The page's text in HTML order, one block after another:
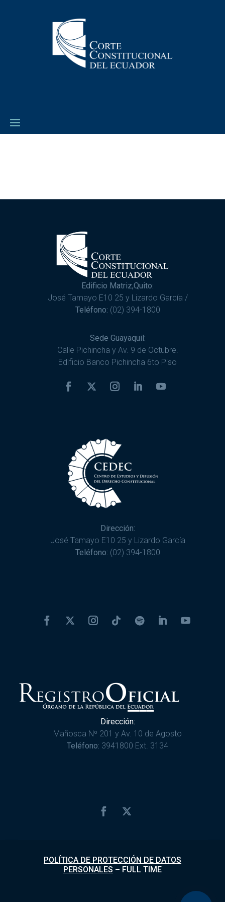
Edificio Matriz,Quito:
José Tamayo E10 25 y Lizardo García /
Teléfono: (02) 394-1800
Sede Guayaquil:
Calle Pichincha y Av. 9 de Octubre.
Edificio Banco Pichincha 6to Piso
Dirección:
José Tamayo E10 25 y Lizardo García
Teléfono: (02) 394-1800
Dirección:
Mañosca Nº 201 y Av. 10 de Agosto
Teléfono: 3941800 Ext. 3134
POLÍTICA DE PROTECCIÓN DE DATOS
PERSONALES – FULL TIME